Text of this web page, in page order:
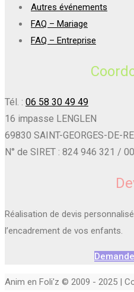
Autres événements
FAQ – Mariage
FAQ – Entreprise
Tél. : 06 58 30 49 49
16 impasse LENGLEN
69830 SAINT-GEORGES-DE-
N° de SIRET : 824 946 321 /
Réalisation de devis
l’encadrement de vos enfants.
Anim en Foli'z © 2009 - 2025 |